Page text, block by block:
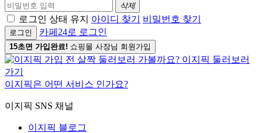
삭제
로그인 상태 유지 아이디 찾기 비밀번호 찾기
로그인 카페24로 로그인
15초면 가입완료! 쇼핑몰 사장님 회원가입
이지픽은 어떤 서비스 인가요?
이지픽 SNS 채널
이지픽 블로그